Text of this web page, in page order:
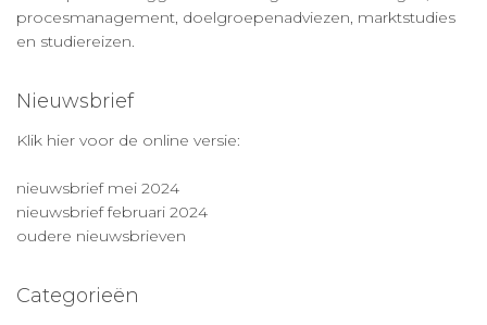
procesmanagement, doelgroepenadviezen, marktstudies
en studiereizen.
Nieuwsbrief
Klik hier voor de online versie:
nieuwsbrief mei 2024
nieuwsbrief februari 2024
oudere nieuwsbrieven
Categorieën